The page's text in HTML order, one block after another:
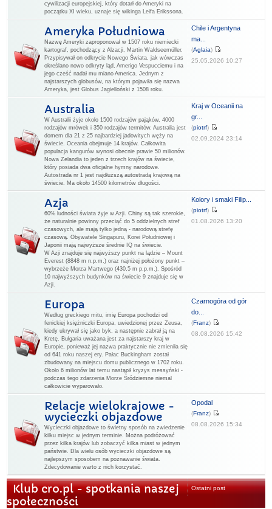
cywilizacji europejskiej, który dotarł do Ameryki na
początku XI wieku, uznaje się wikinga Leifa Erikssona.
Ameryka Południowa
Nazwę Ameryki zaproponował w 1507 roku niemiecki
kartograf, pochodzący z Alzacji, Martin Waldseemüller.
Przypisywał on odkrycie Nowego Świata, jak wówczas
określano nowo odkryty ląd, Amerigo Vespucciemu i na
jego cześć nadał mu miano America. Jednym z
najstarszych globusów, na którym pojawiła się nazwa
Ameryka, jest Globus Jagielloński z 1508 roku.
Chile i Argentyna
ma...
(Aglaia)
25.05.2026 10:27
Australia
W Australii żyje około 1500 rodzajów pająków, 4000
rodzajów mrówek i 350 rodzajów termitów. Australia jest
domem dla 21 z 25 najbardziej jadowitych węży na
świecie. Oceania obejmuje 14 krajów. Całkowita
populacja kangurów wynosi obecnie prawie 50 milionów.
Nowa Zelandia to jeden z trzech krajów na świecie,
który posiada dwa oficjalne hymny narodowe.
Autostrada nr 1 jest najdłuższą autostradą krajową na
świecie. Ma około 14500 kilometrów długości.
Kraj w Oceanii na
gr...
(piotrf)
02.09.2024 23:14
Azja
60% ludności świata żyje w Azji. Chiny są tak szerokie,
że naturalnie powinny przeciąć do 5 oddzielnych stref
czasowych, ale mają tylko jedną - narodową strefę
czasową. Obywatele Singapuru, Korei Południowej i
Japonii mają najwyższe średnie IQ na świecie.
W Azji znajduje się najwyższy punkt na lądzie – Mount
Everest (8848 m n.p.m.) oraz najniżej położony punkt –
wybrzeże Morza Martwego (430,5 m p.p.m.). Spośród
10 najwyższych budynków na świecie 9 znajduje się w
Azji.
Kolory i smaki Filip...
(piotrf)
01.08.2026 13:20
Europa
Według greckiego mitu, imię Europa pochodzi od
fenickiej księżniczki Europa, uwiedzionej przez Zeusa,
kiedy ukrywał się jako byk, a następnie zabrał ją na
Kretę. Bułgaria uważana jest za najstarszy kraj w
Europie, ponieważ jej nazwa praktycznie nie zmieniła się
od 641 roku naszej ery. Pałac Buckingham został
zbudowany na miejscu domu publicznego w 1702 roku.
Około 6 milionów lat temu nastąpił kryzys messyński -
podczas tego zdarzenia Morze Śródziemne niemal
całkowicie wyparowało.
Czarnogóra od gór
do...
(Franz)
08.08.2026 15:42
Relacje wielokrajowe -
wycieczki objazdowe
Wycieczki objazdowe to świetny sposób na zwiedzenie
kilku miejsc w jednym terminie. Można podróżować
przez kilka krajów lub zobaczyć kilka miast w jednym
państwie. Dla wielu osób wycieczki objazdowe są
najlepszym sposobem na poznawanie świata.
Zdecydowanie warto z nich korzystać.
Opodal
(Franz)
08.08.2026 15:34
Klub cro.pl - spotkania naszej
społeczności
Ostatni post